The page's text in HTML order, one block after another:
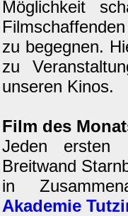
Möglichkeit
zu begegnen.
zu
unseren Kinos.
Film des
Jeden ersten
Breitwand
in
Akademie